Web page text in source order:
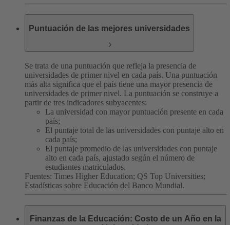
Puntuación de las mejores universidades
Se trata de una puntuación que refleja la presencia de
universidades de primer nivel en cada país. Una puntuación
más alta significa que el país tiene una mayor presencia de
universidades de primer nivel. La puntuación se construye a
partir de tres indicadores subyacentes:
La universidad con mayor puntuación presente en cada
país;
El puntaje total de las universidades con puntaje alto en
cada país;
El puntaje promedio de las universidades con puntaje
alto en cada país, ajustado según el número de
estudiantes matriculados.
Fuentes: Times Higher Education; QS Top Universities;
Estadísticas sobre Educación del Banco Mundial.
Finanzas de la Educación: Costo de un Año en la